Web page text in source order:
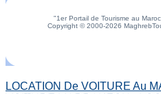
"1er Portail de Tourisme au
Copyright © 2000-2026
LOCATION De VOITURE Au